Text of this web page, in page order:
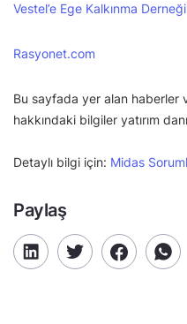
Vestel’e Ege Kalkınma
Rasyonet.com
Bu sayfada yer alan haberler
hakkındaki bilgiler yatırım
Detaylı bilgi için: Midas
Paylaş